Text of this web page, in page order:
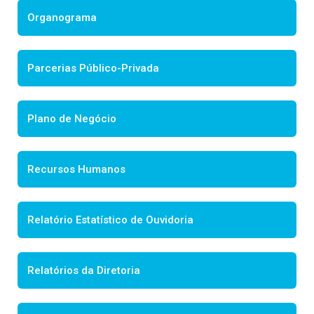
Organograma
Parcerias Público-Privada
Plano de Negócio
Recursos Humanos
Relatório Estatístico de Ouvidoria
Relatórios da Diretoria